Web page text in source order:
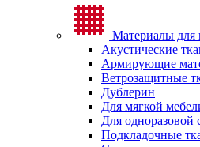
Материалы для
Акустические
Армирующие
Ветрозащитные
Дублерин
Для мягкой
Для одноразовой
Подкладочные